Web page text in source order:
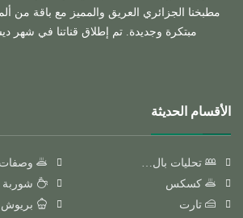
مطبخنا الجزائري العريق والمميز مع باقة من
مبتكرة وجديدة. تم إطلاق قناتنا في شهر
الأقسام الحديثة
وصفات
تحليات بال…
كسكس
بريوش
تارت